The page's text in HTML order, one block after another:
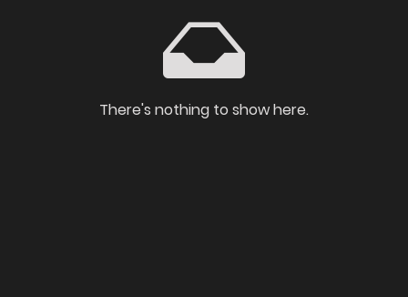
There's nothing to show here.